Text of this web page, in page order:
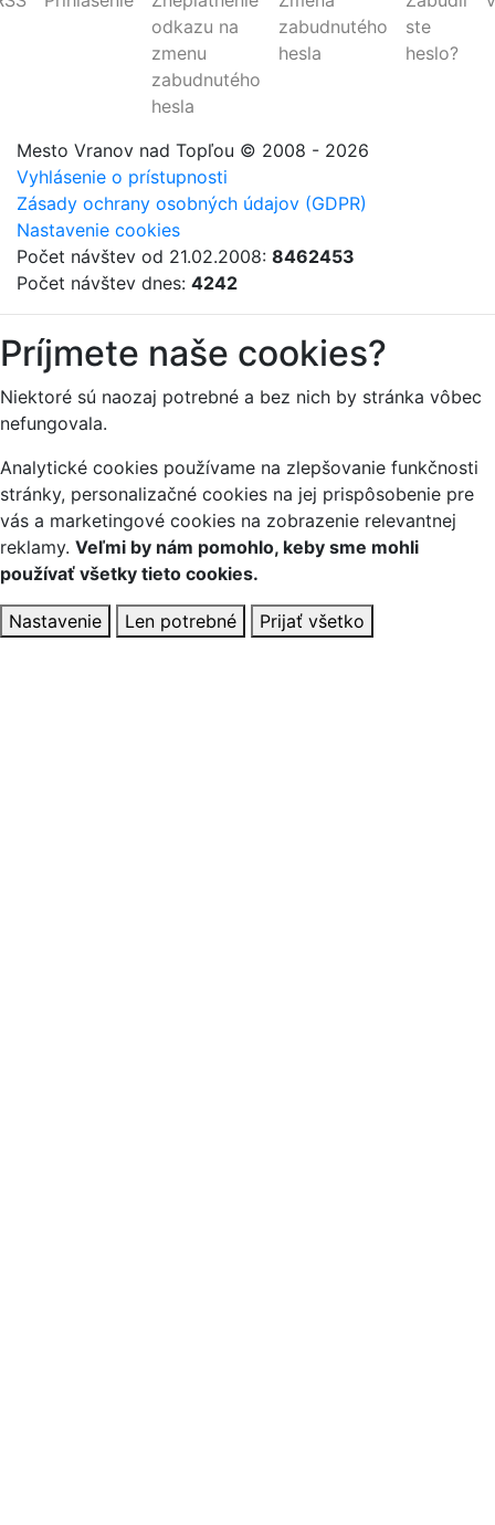
odkazu na
zmenu
zabudnutého
hesla
zabudnutého
hesla
ste
heslo?
Mesto Vranov nad Topľou © 2008 - 2026
Vyhlásenie o prístupnosti
Zásady ochrany osobných údajov (GDPR)
Nastavenie cookies
Počet návštev od 21.02.2008: 8462453
Počet návštev dnes: 4242
Príjmete naše cookies?
Niektoré sú naozaj potrebné a bez nich by stránka vôbec
nefungovala.
Analytické cookies používame na zlepšovanie funkčnosti
stránky, personalizačné cookies na jej prispôsobenie pre
vás a marketingové cookies na zobrazenie relevantnej
reklamy. Veľmi by nám pomohlo, keby sme mohli
používať všetky tieto cookies.
Nastavenie Len potrebné Prijať všetko